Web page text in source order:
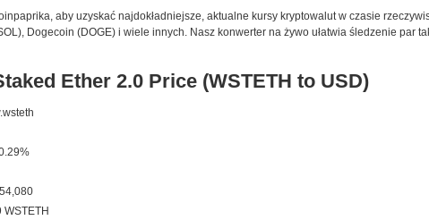
aby uzyskać najdokładniejsze, aktualne kursy kryptowalut w czasie
Dogecoin (DOGE) i wiele innych. Nasz konwerter na żywo ułatwia śledzenie par
Ether 2.0 Price (WSTETH to USD)
WSTETH